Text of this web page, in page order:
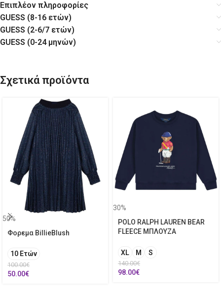
Επιπλέον πληροφορίες
GUESS (8-16 ετών)
GUESS (2-6/7 ετών)
GUESS (0-24 μηνών)
Σχετικά προϊόντα
50%
Φορεμα BillieBlush
10 Ετών
100.00€
50.00€
30%
POLO RALPH LAUREN BEAR
FLEECE ΜΠΛΟΥΖΑ
XL M S
140.00€
98.00€